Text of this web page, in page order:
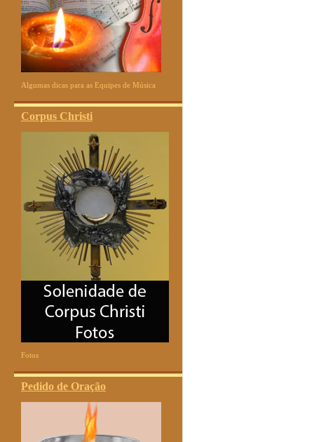
Algumas dicas para as Equipes de Música
Corpus Christi
Fotos
Pedido de Oração